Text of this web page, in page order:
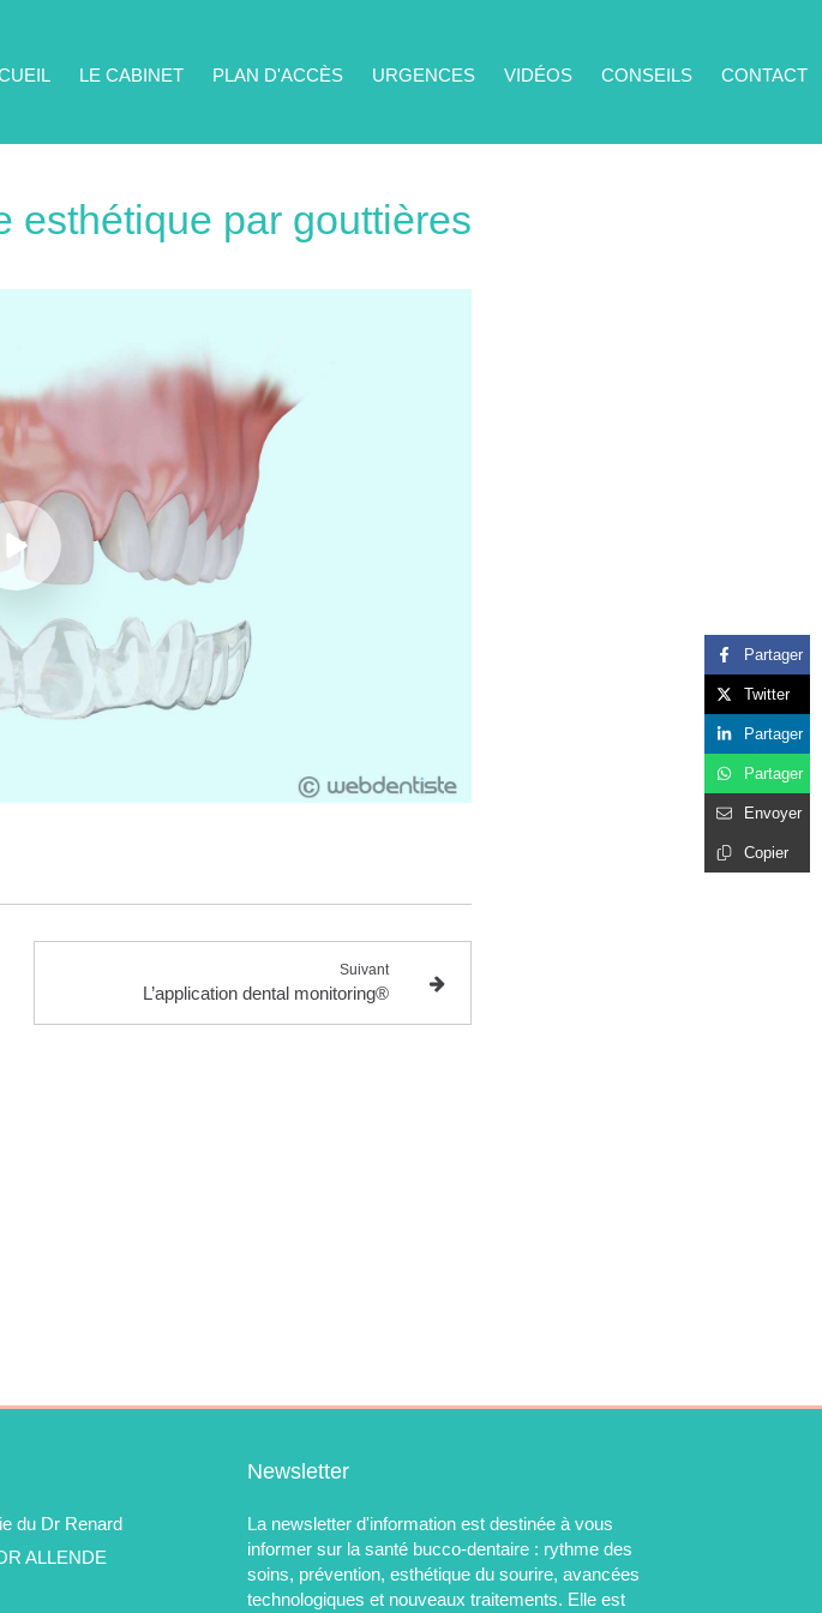
LE CABINET PLAN D'ACCÈS URGENCES VIDÉOS CONSEILS CONTACT
esthétique par gouttières
Suivant
L’application dental monitoring®
Partager
Twitter
Partager
Partager
Envoyer
Copier
du Dr Renard
ALLENDE
Newsletter
La newsletter d'information est destinée à vous
informer sur la santé bucco-dentaire : rythme des
soins, prévention, esthétique du sourire, avancées
technologiques et nouveaux traitements. Elle est